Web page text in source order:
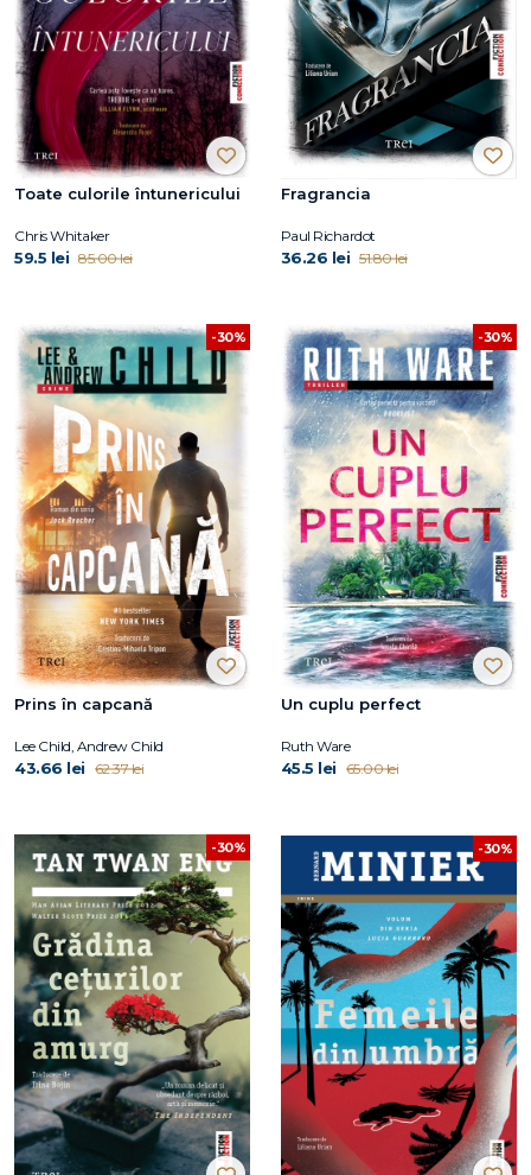
Toate culorile întunericului
Chris Whitaker
59.5 lei 85.00 lei
Fragrancia
Paul Richardot
36.26 lei 51.80 lei
-30%
Prins în capcană
Lee Child, Andrew Child
43.66 lei 62.37 lei
-30%
Un cuplu perfect
Ruth Ware
45.5 lei 65.00 lei
-30% -30%